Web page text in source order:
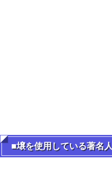
■壌を使用している著名人